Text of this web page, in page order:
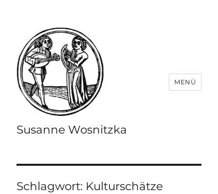
Susanne Wosnitzka
MENÜ
Schlagwort: Kulturschätze